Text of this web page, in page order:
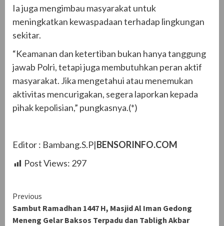
Ia juga mengimbau masyarakat untuk
meningkatkan kewaspadaan terhadap lingkungan
sekitar.
“Keamanan dan ketertiban bukan hanya tanggung
jawab Polri, tetapi juga membutuhkan peran aktif
masyarakat. Jika mengetahui atau menemukan
aktivitas mencurigakan, segera laporkan kepada
pihak kepolisian,” pungkasnya.(*)
Editor : Bambang.S.P|BENSORINFO.COM
Post Views: 297
Continue
Reading
Previous
Sambut Ramadhan 1447 H, Masjid Al Iman Gedong
Meneng Gelar Baksos Terpadu dan Tabligh Akbar